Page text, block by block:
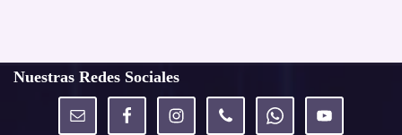
Nuestras Redes Sociales